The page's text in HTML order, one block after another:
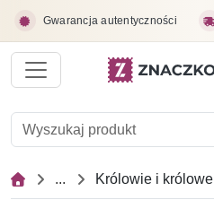
Gwarancja autentyczności
... Królowie i królowe